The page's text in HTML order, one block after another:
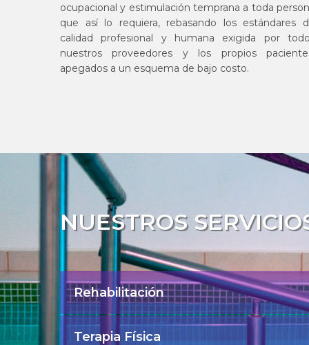
ocupacional y estimulación temprana a toda
que así lo requiera, rebasando los estándares
calidad profesional y humana exigida por
nuestros proveedores y los propios
apegados a un esquema de bajo costo.
NUESTROS
Rehabilitación
Terapia Física